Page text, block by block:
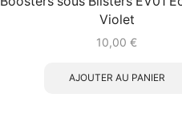
Violet
10,00€
AJOUTER AU PANIER